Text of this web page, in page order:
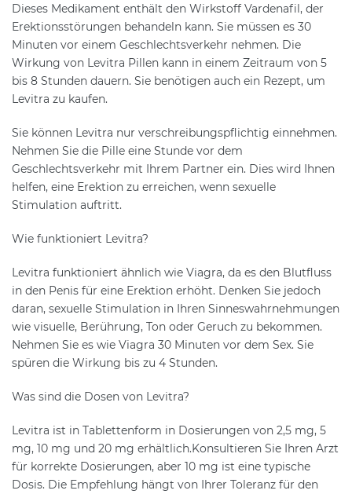
Dieses Medikament enthält den Wirkstoff Vardenafil, der
Erektionsstörungen behandeln kann. Sie müssen es 30
Minuten vor einem Geschlechtsverkehr nehmen. Die
Wirkung von Levitra Pillen kann in einem Zeitraum von 5
bis 8 Stunden dauern. Sie benötigen auch ein Rezept, um
Levitra zu kaufen.
Sie können Levitra nur verschreibungspflichtig einnehmen.
Nehmen Sie die Pille eine Stunde vor dem
Geschlechtsverkehr mit Ihrem Partner ein. Dies wird Ihnen
helfen, eine Erektion zu erreichen, wenn sexuelle
Stimulation auftritt.
Wie funktioniert Levitra?
Levitra funktioniert ähnlich wie Viagra, da es den Blutfluss
in den Penis für eine Erektion erhöht. Denken Sie jedoch
daran, sexuelle Stimulation in Ihren Sinneswahrnehmungen
wie visuelle, Berührung, Ton oder Geruch zu bekommen.
Nehmen Sie es wie Viagra 30 Minuten vor dem Sex. Sie
spüren die Wirkung bis zu 4 Stunden.
Was sind die Dosen von Levitra?
Levitra ist in Tablettenform in Dosierungen von 2,5 mg, 5
mg, 10 mg und 20 mg erhältlich.Konsultieren Sie Ihren Arzt
für korrekte Dosierungen, aber 10 mg ist eine typische
Dosis. Die Empfehlung hängt von Ihrer Toleranz für den